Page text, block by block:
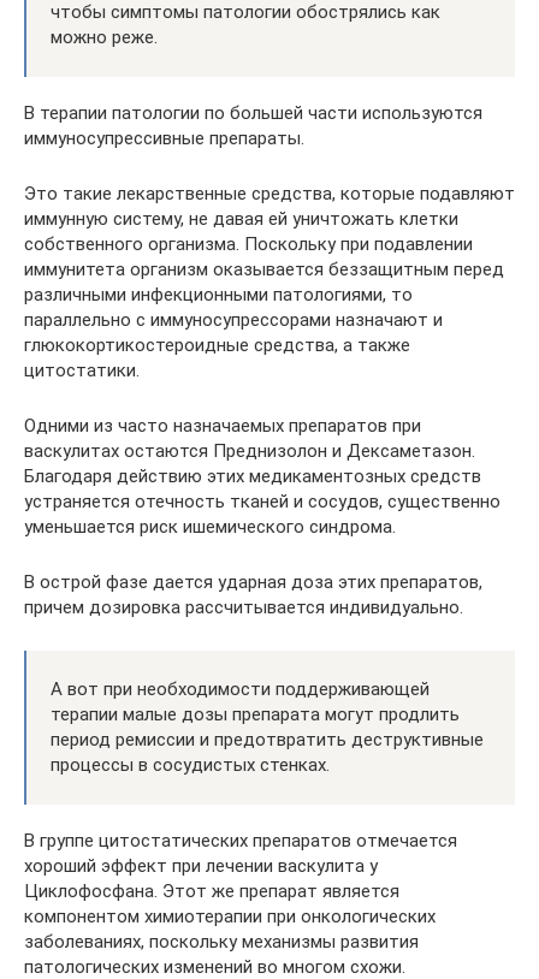
чтобы симптомы патологии обострялись как
можно реже.
В терапии патологии по большей части используются
иммуносупрессивные препараты.
Это такие лекарственные средства, которые подавляют
иммунную систему, не давая ей уничтожать клетки
собственного организма. Поскольку при подавлении
иммунитета организм оказывается беззащитным перед
различными инфекционными патологиями, то
параллельно с иммуносупрессорами назначают и
глюкокортикостероидные средства, а также
цитостатики.
Одними из часто назначаемых препаратов при
васкулитах остаются Преднизолон и Дексаметазон.
Благодаря действию этих медикаментозных средств
устраняется отечность тканей и сосудов, существенно
уменьшается риск ишемического синдрома.
В острой фазе дается ударная доза этих препаратов,
причем дозировка рассчитывается индивидуально.
А вот при необходимости поддерживающей
терапии малые дозы препарата могут продлить
период ремиссии и предотвратить деструктивные
процессы в сосудистых стенках.
В группе цитостатических препаратов отмечается
хороший эффект при лечении васкулита у
Циклофосфана. Этот же препарат является
компонентом химиотерапии при онкологических
заболеваниях, поскольку механизмы развития
патологических изменений во многом схожи.